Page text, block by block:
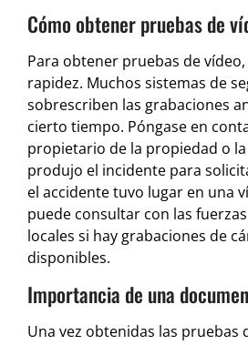
Cómo obtener pruebas de
Para obtener pruebas de
rapidez. Muchos sistemas de
sobrescriben las grabaciones
cierto tiempo. Póngase en
propietario de la propiedad o
produjo el incidente para
el accidente tuvo lugar en una
puede consultar con las
locales si hay grabaciones de
disponibles.
Importancia de una
Una vez obtenidas las pruebas